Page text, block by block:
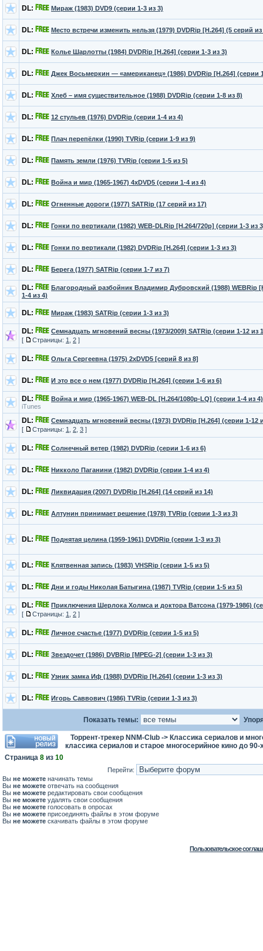
DL: Мираж (1983) DVD9 (серии 1-3 из 3)
DL: Место встречи изменить нельзя (1979) DVDRip [H.264] (5 серий из
DL: Колье Шарлотты (1984) DVDRip [H.264] (серии 1-3 из 3)
DL: Джек Восьмеркин — «американец» (1986) DVDRip [H.264] (серии
DL: Хлеб – имя существительное (1988) DVDRip (серии 1-8 из 8)
DL: 12 стульев (1976) DVDRip (серии 1-4 из 4)
DL: Плач перепёлки (1990) TVRip (серии 1-9 из 9)
DL: Память земли (1976) TVRip (серии 1-5 из 5)
DL: Война и мир (1965-1967) 4xDVD5 (серии 1-4 из 4)
DL: Огненные дороги (1977) SATRip (17 серий из 17)
DL: Гонки по вертикали (1982) WEB-DLRip [H.264/720p] (серии 1-3 из
DL: Гонки по вертикали (1982) DVDRip [H.264] (серии 1-3 из 3)
DL: Берега (1977) SATRip (серии 1-7 из 7)
DL:
Благородный разбойник Владимир Дубровский (1988) WEBRip
1-4 из 4)
DL: Мираж (1983) SATRip (серии 1-3 из 3)
DL:
Семнадцать мгновений весны (1973/2009) SATRip (серии 1-12 из
[
Страницы: 1 2 ]
DL: Ольга Сергеевна (1975) 2хDVD5 [серий 8 из 8]
DL: И это все о нем (1977) DVDRip [H.264] (серии 1-6 из 6)
DL:
Война и мир (1965-1967) WEB-DL [H.264/1080p-LQ] (серии 1-4 из
iTunes
DL:
Семнадцать мгновений весны (1973) DVDRip [H.264] (серии 1-12
[
Страницы: 1 2 3 ]
DL: Солнечный ветер (1982) DVDRip (серии 1-6 из 6)
DL: Никколо Паганини (1982) DVDRip (серии 1-4 из 4)
DL: Ликвидация (2007) DVDRip [H.264] (14 серий из 14)
DL: Алтунин принимает решение (1978) TVRip (серии 1-3 из 3)
DL: Поднятая целина (1959-1961) DVDRip (серии 1-3 из 3)
DL: Клятвенная запись (1983) VHSRip (серии 1-5 из 5)
DL: Дни и годы Николая Батыгина (1987) TVRip (серии 1-5 из 5)
DL:
Приключения Шерлока Холмса и доктора Ватсона (1979-1986)
[
Страницы: 1 2 ]
DL: Личное счастье (1977) DVDRip (серии 1-5 из 5)
DL: Звездочет (1986) DVBRip [MPEG-2] (серии 1-3 из 3)
DL: Узник замка Иф (1988) DVDRip [H.264] (серии 1-3 из 3)
DL: Игорь Саввович (1986) TVRip (серии 1-3 из 3)
Показать темы:
Торрент-трекер NNM-Club -> Классика сериалов и
классика сериалов и старое многосерийное кино до 90-
Страница 8 из 10
Перейти:
Вы не можете начинать темы
Вы не можете отвечать на сообщения
Вы не можете редактировать свои сообщения
Вы не можете удалять свои сообщения
Вы не можете голосовать в опросах
Вы не можете присоединять файлы в этом форуме
Вы не можете скачивать файлы в этом форуме
Пользовательское